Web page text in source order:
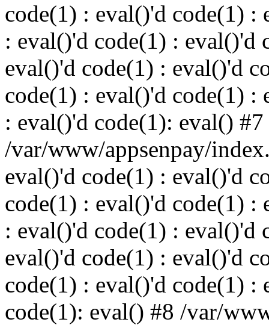
code(1) : eval()'d code(1) :
: eval()'d code(1) : eval()'d
eval()'d code(1) : eval()'d
code(1) : eval()'d code(1) :
: eval()'d code(1): eval() #7
/var/www/appsenpay/
eval()'d code(1) : eval()'d
code(1) : eval()'d code(1) :
: eval()'d code(1) : eval()'d
eval()'d code(1) : eval()'d
code(1) : eval()'d code(1) :
code(1): eval() #8 /var/